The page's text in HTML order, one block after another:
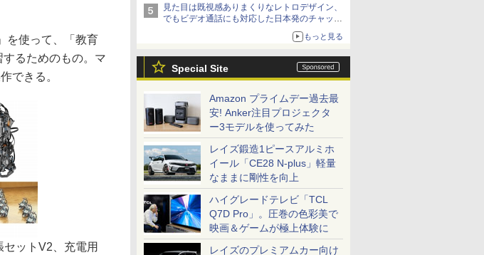
見た目は既視感ありまくりなレトロデザイン、
でもビデオ通話にも対応した日本発のチャット
もっと見る
Special Site
Amazon プライムデー過去最
安! Anker注目プロジェクタ
ー3モデルを使ってみた
レイズ鍛造1ピースアルミホ
イール「CE28 N-plus」軽量
なままに剛性を向上
ハイグレードテレビ「TCL
Q7D Pro」。圧巻の色彩美で
映画＆ゲームが極上体験に
レイズのプレミアムカー向け
を使って、「教育
るためのもの。マ
できる。
ットV2、充電用